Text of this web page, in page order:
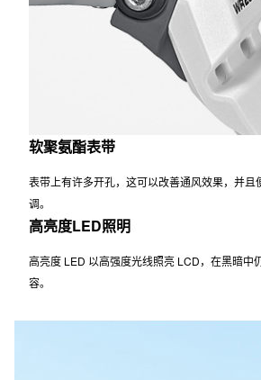
软聚氨酯表带
表带上有许多开孔，这可以改善通风效果，并且
调。
高亮度LED照明
高亮度 LED 以高强度光线照亮 LCD，在黑暗中
容。